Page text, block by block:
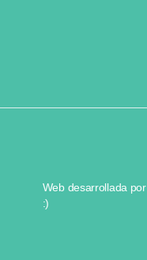
Web desarrollada por
:)